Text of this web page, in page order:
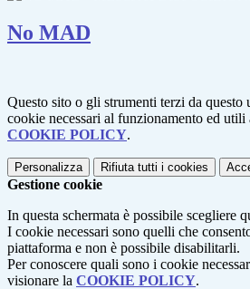
No MAD
Questo sito o gli strumenti terzi da
cookie necessari al funzionamento ed
COOKIE POLICY.
Personalizza Rifiuta tutti i cookies
Gestione cookie
In questa schermata è possibile scegliere
I cookie necessari sono quelli che
piattaforma e non è possibile disabilitarli.
Per conoscere quali sono i cookie
visionare la COOKIE POLICY.